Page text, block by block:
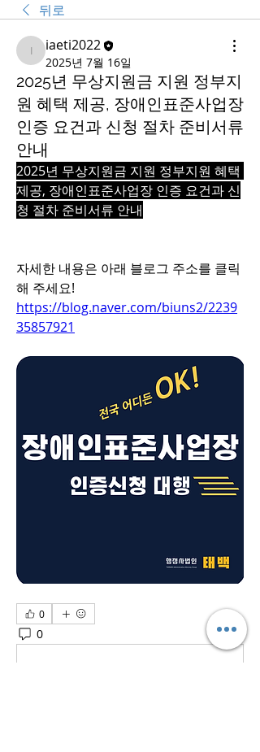
뒤로
iaeti2022
iaeti2022
2025년 7월 16일
2025년 무상지원금 지원 정부지
원 혜택 제공, 장애인표준사업장
인증 요건과 신청 절차 준비서류
안내
2025년 무상지원금 지원 정부지원 혜택
제공, 장애인표준사업장 인증 요건과 신
청 절차 준비서류 안내
자세한 내용은 아래 블로그 주소를 클릭
해 주세요!
https://blog.naver.com/biuns2/2239
35857921
0
0